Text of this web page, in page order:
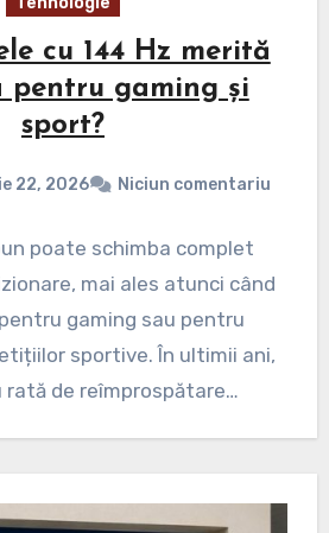
cu 144 Hz merită
pentru gaming și
sport?
22, 2026 Niciun comentariu
poate schimba complet
mai ales atunci când
gaming sau pentru
sportive. În ultimii ani,
rată de reîmprospătare…